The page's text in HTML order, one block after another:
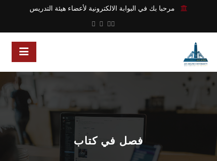
مرحبا بك في البوابة الالكترونية لأعضاء هيئة التدريس
فصل في كتاب